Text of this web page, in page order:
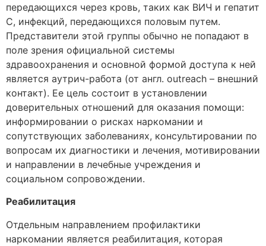
передающихся через кровь, таких как ВИЧ и гепатит
С, инфекций, передающихся половым путем.
Представители этой группы обычно не попадают в
поле зрения официальной системы
здравоохранения и основной формой доступа к ней
является аутрич-работа (от англ. оutreach – внешний
контакт). Ее цель состоит в установлении
доверительных отношений для оказания помощи:
информировании о рисках наркомании и
сопутствующих заболеваниях, консультировании по
вопросам их диагностики и лечения, мотивировании
и направлении в лечебные учреждения и
социальном сопровождении.
Реабилитация
Отдельным направлением профилактики
наркомании является реабилитация, которая